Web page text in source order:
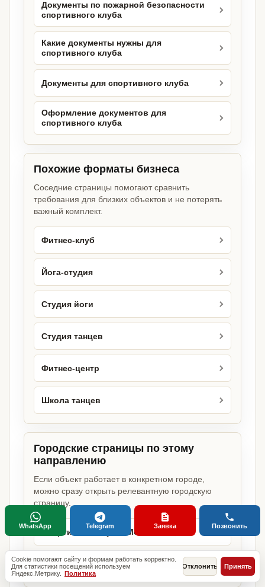
Документы по пожарной безопасности
спортивного клуба
Какие документы нужны для
спортивного клуба
Документы для спортивного клуба
Оформление документов для
спортивного клуба
Похожие форматы бизнеса
Соседние страницы помогают сравнить
требования для близких объектов и не потерять
важный комплект.
Фитнес-клуб
Йога-студия
Студия йоги
Студия танцев
Фитнес-центр
Школа танцев
Городские страницы по этому
направлению
Если объект работает в конкретном городе,
можно сразу открыть релевантную городскую
страницу.
Спортивный клуб в Москве
Спортивный клуб в Санкт-Петербурге
Cookie помогают сайту и формам работать корректно.
Для статистики посещений используем
Яндекс.Метрику. Политика
Отклонить Принять
WhatsApp Telegram Заявка Позвонить